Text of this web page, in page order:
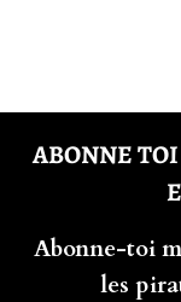
ABONNE
Abonne-toi
les